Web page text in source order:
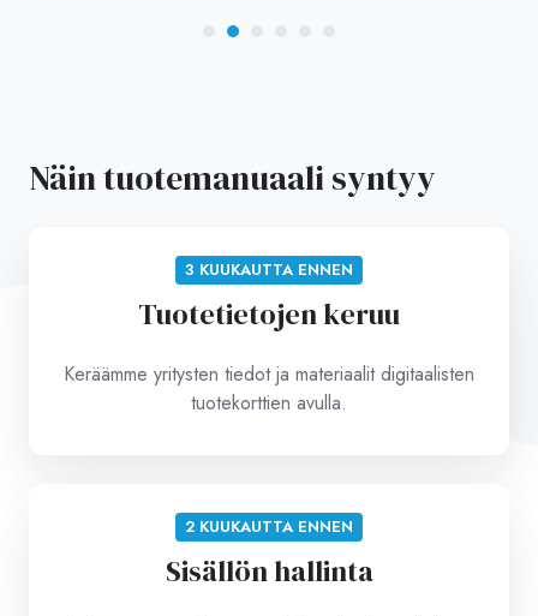
Näin tuotemanuaali syntyy
3 KUUKAUTTA ENNEN
Tuotetietojen keruu
Keräämme yritysten tiedot ja materiaalit digitaalisten
tuotekorttien avulla.
2 KUUKAUTTA ENNEN
Sisällön hallinta